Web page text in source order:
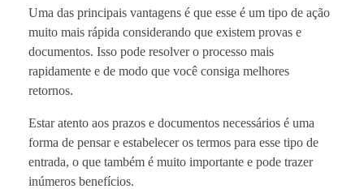
Uma das principais vantagens é que esse é um tipo de ação
muito mais rápida considerando que existem provas e
documentos. Isso pode resolver o processo mais
rapidamente e de modo que você consiga melhores
retornos.
Estar atento aos prazos e documentos necessários é uma
forma de pensar e estabelecer os termos para esse tipo de
entrada, o que também é muito importante e pode trazer
inúmeros benefícios.